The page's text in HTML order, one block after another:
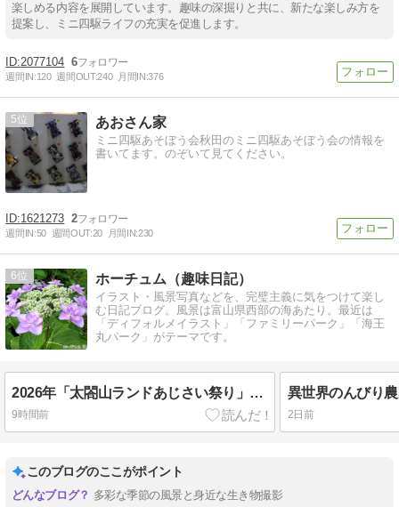
楽しめる内容を展開しています。趣味の深掘りと共に、新たな楽しみ方を
提案し、ミニ四駆ライフの充実を促進します。
2077104 6
週間IN:120 週間OUT:240 月間IN:376
5 あおさん家
ミニ四駆あそぼう会秋田のミニ四駆あそぼう会の情報を
書いてます。のぞいて見てください。
1621273 2
週間IN:50 週間OUT:20 月間IN:230
6 ホーチュム（趣味日記）
イラスト・風景写真などを、完璧主義に気をつけて楽し
む日記ブログ。風景は富山県西部の海あたり。最近は
「ディフォルメイラスト」「ファミリーパーク」「海王
丸パーク」がテーマです。
2026年「太閤山ランドあじさい祭り」あたり4
9時間前
異世界のんびり
2日前
このブログのここがポイント
多彩な季節の風景と身近な生き物撮影